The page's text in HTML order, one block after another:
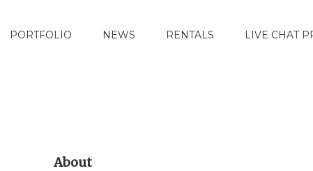
PORTFOLIO NEWS RENTALS LIVE CHAT
About